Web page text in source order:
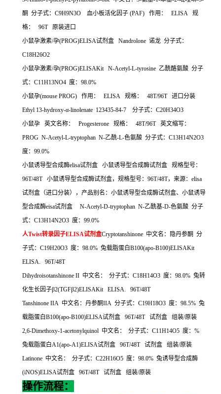
酮 分子式： C9H9N3O 血小板活化因子 (PAF) 作用： ELISA 规
格：
96T 原装进口
小鼠孕激素/孕(PROG)ELISA试剂盒 Nandrolone 诺龙 分子式：
C18H26O2
小鼠孕激素/孕(PROG)ELISAKit N-Acetyl-L-tyrosine 乙酰酪氨酸 分子
式： C11H13NO4 度： 98.0%
小鼠孕(mouse PROG) 作用： ELISA 规格： 48T/96T 进口分装
Ethyl 13-hydroxy-α-linolenate 123435-84-7 分子式： C20H34O3
小鼠孕
英文名称： Progesterone 规格： 48T/96T 英文缩写：
PROG N-Acetyl-L-tryptophan N-乙酰-L-色氨酸 分子式： C13H14N2O3
度： 99.0%
小鼠诱导型合成酶elisa试剂盒 小鼠诱导型合成酶试剂盒
规格型号：
96T/48T 小鼠诱导型合成酶试剂盒，规格型号： 96T/48T，来源： elisa
试剂盒（进口分装），产品别名：小鼠诱导型合成酶试剂盒、小鼠诱导
型合成酶eisa试剂盒 N-Acetyl-D-tryptophan N-乙酰基-D-色氨酸 分子
式： C13H14N2O3 度： 99.0%
人Twist转录因子ELISA试剂盒Cryptotanshinone 中文名：隐丹参酮 分
子式： C19H20O3 度： 98.0% 兔载脂蛋白B100(apo-B100)ELISAKit
ELISA. 96T/48T
Dihydroisotanshinone II 中文名： 分子式： C18H14O3 度： 98.0% 兔转
化生长因子β2(TGFβ2)ELISAKit ELISA. 96T/48T
Tanshinone IIA 中文名：丹参酮IIA 分子式： C19H18O3 度： 98.5% 兔
载脂蛋白B100(apo-B100)ELISA试剂盒 96T/48T 试剂盒 组装/原装
2,6-Dimethoxy-1-acetonylquinol 中文名： 分子式： C11H14O5 度： %
兔载脂蛋白A1(apo-A1)ELISA试剂盒 96T/48T 试剂盒 组装/原装
Latinone 中文名： 分子式： C22H16O5 度： 98.0% 兔诱导型合成酶
(iNOS)ELISA试剂盒 96T/48T 试剂盒 组装/原装
操作流程：